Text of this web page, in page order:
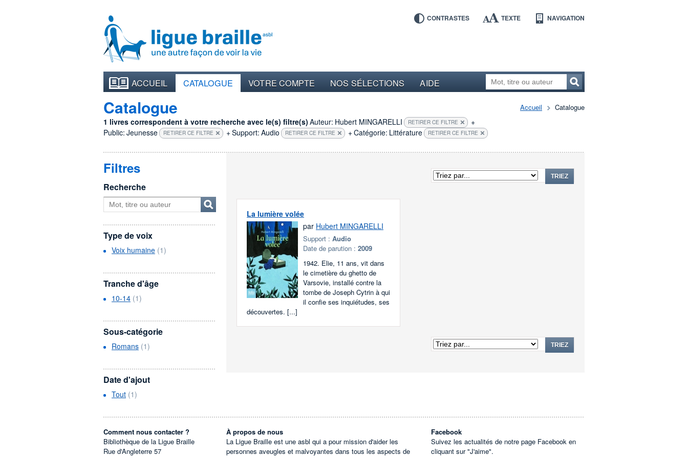
CONTRASTES TEXTE NAVIGATION
ACCUEIL CATALOGUE VOTRE COMPTE NOS SÉLECTIONS AIDE
Accueil Catalogue
Catalogue
1 livres correspondent à votre recherche avec le(s) filtre(s) Auteur: Hubert MINGARELLI RETIRER CE FILTRE
+
Public: Jeunesse RETIRER CE FILTRE +Support: Audio RETIRER CE FILTRE +Catégorie: Littérature RETIRER CE FILTRE
TRIEZ
La lumière volée
par Hubert MINGARELLI
Support :Audio
Date de parution :2009
1942. Elie, 11 ans, vit dans
le cimetière du ghetto de
Varsovie, installé contre la
tombe de Joseph Cytrin à qui
il confie ses inquiétudes, ses
découvertes. [...]
TRIEZ
Filtres
Recherche
Type de voix
Voix humaine (1)
Tranche d'âge
10-14 (1)
Sous-catégorie
Romans (1)
Date d'ajout
Tout (1)
Comment nous contacter ?
Bibliothèque de la Ligue Braille
Rue d'Angleterre 57
À propos de nous
La Ligue Braille est une asbl qui a pour mission d'aider les
personnes aveugles et malvoyantes dans tous les aspects de
Facebook
Suivez les actualités de notre page Facebook en
cliquant sur "J'aime".